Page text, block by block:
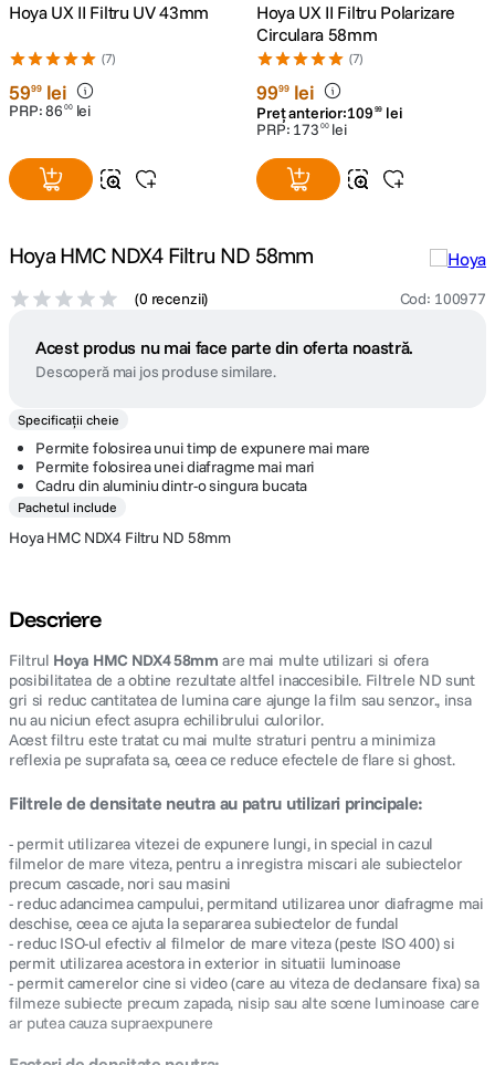
Hoya UX II Filtru UV 43mm
(7)
5999 lei
PRP:86 00 lei
Hoya UX II Filtru Polarizare
Circulara 58mm
(7)
9999 lei
Preț anterior:109 99 lei
PRP: 173 00 lei
Hoya HMC NDX4 Filtru ND 58mm
(0 recenzii) Cod: 100977
Acest produs nu mai face parte din oferta noastră.
Descoperă mai jos produse similare.
Specificații cheie
Permite folosirea unui timp de expunere mai mare
Permite folosirea unei diafragme mai mari
Cadru din aluminiu dintr-o singura bucata
Pachetul include
Hoya HMC NDX4 Filtru ND 58mm
Descriere
Filtrul Hoya HMC NDX4 58mm are mai multe utilizari si ofera
posibilitatea de a obtine rezultate altfel inaccesibile. Filtrele ND sunt
gri si reduc cantitatea de lumina care ajunge la film sau senzor., insa
nu au niciun efect asupra echilibrului culorilor.
Acest filtru este tratat cu mai multe straturi pentru a minimiza
reflexia pe suprafata sa, ceea ce reduce efectele de flare si ghost.
Filtrele de densitate neutra au patru utilizari principale:
- permit utilizarea vitezei de expunere lungi, in special in cazul
filmelor de mare viteza, pentru a inregistra miscari ale subiectelor
precum cascade, nori sau masini
- reduc adancimea campului, permitand utilizarea unor diafragme mai
deschise, ceea ce ajuta la separarea subiectelor de fundal
- reduc ISO-ul efectiv al filmelor de mare viteza (peste ISO 400) si
permit utilizarea acestora in exterior in situatii luminoase
- permit camerelor cine si video (care au viteza de declansare fixa) sa
filmeze subiecte precum zapada, nisip sau alte scene luminoase care
ar putea cauza supraexpunere